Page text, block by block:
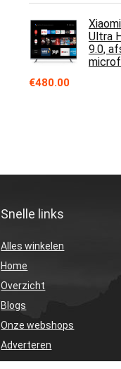
Ultra
9.0,
€480.00
Snelle links
Alles winkelen
Home
Overzicht
Blogs
Onze webshops
Adverteren